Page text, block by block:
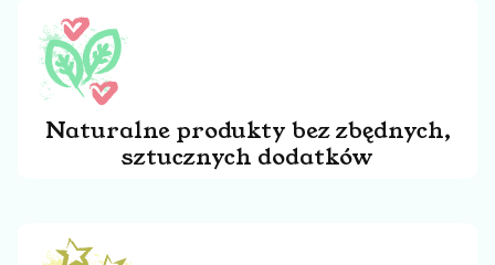
Naturalne produkty bez zbędnych,
sztucznych dodatków